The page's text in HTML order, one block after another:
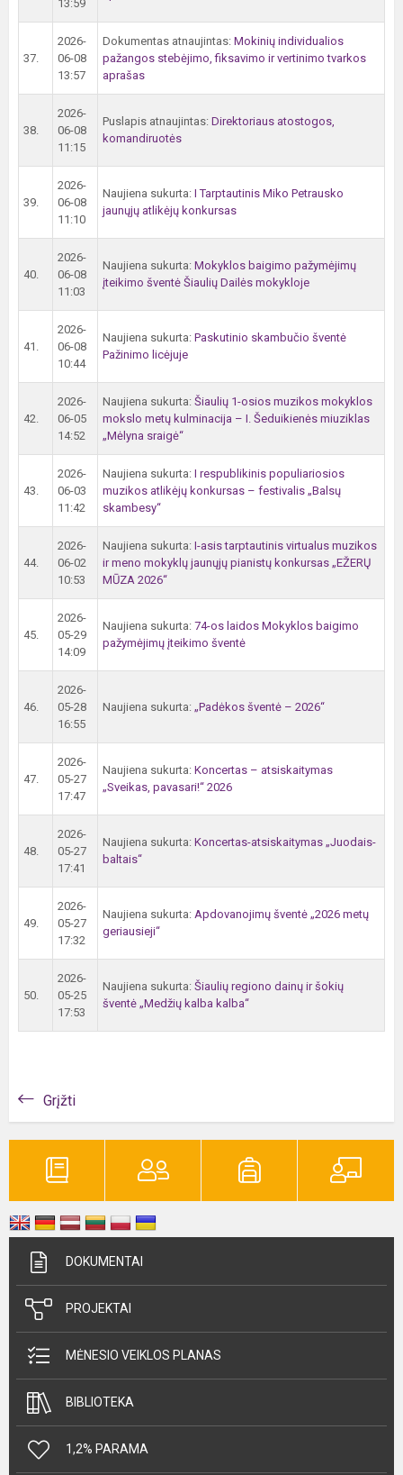
13:59
37.
2026-
06-08
13:57
Dokumentas atnaujintas: Mokinių individualios
pažangos stebėjimo, fiksavimo ir vertinimo tvarkos
aprašas
38.
2026-
06-08
11:15
Puslapis atnaujintas: Direktoriaus atostogos,
komandiruotės
39.
2026-
06-08
11:10
Naujiena sukurta: I Tarptautinis Miko Petrausko
jaunųjų atlikėjų konkursas
40.
2026-
06-08
11:03
Naujiena sukurta: Mokyklos baigimo pažymėjimų
įteikimo šventė Šiaulių Dailės mokykloje
41.
2026-
06-08
10:44
Naujiena sukurta: Paskutinio skambučio šventė
Pažinimo licėjuje
42.
2026-
06-05
14:52
Naujiena sukurta: Šiaulių 1-osios muzikos mokyklos
mokslo metų kulminacija – I. Šeduikienės miuziklas
„Mėlyna sraigė“
43.
2026-
06-03
11:42
Naujiena sukurta: I respublikinis populiariosios
muzikos atlikėjų konkursas – festivalis „Balsų
skambesy“
44.
2026-
06-02
10:53
Naujiena sukurta: I-asis tarptautinis virtualus muzikos
ir meno mokyklų jaunųjų pianistų konkursas „EŽERŲ
MŪZA 2026“
45.
2026-
05-29
14:09
Naujiena sukurta: 74-os laidos Mokyklos baigimo
pažymėjimų įteikimo šventė
46.
2026-
05-28
16:55
Naujiena sukurta: „Padėkos šventė – 2026“
47.
2026-
05-27
17:47
Naujiena sukurta: Koncertas – atsiskaitymas
„Sveikas, pavasari!“ 2026
48.
2026-
05-27
17:41
Naujiena sukurta: Koncertas-atsiskaitymas „Juodais-
baltais“
49.
2026-
05-27
17:32
Naujiena sukurta: Apdovanojimų šventė „2026 metų
geriausieji“
50.
2026-
05-25
17:53
Naujiena sukurta: Šiaulių regiono dainų ir šokių
šventė „Medžių kalba kalba“
Grįžti
DOKUMENTAI
PROJEKTAI
MĖNESIO VEIKLOS PLANAS
BIBLIOTEKA
1,2% PARAMA